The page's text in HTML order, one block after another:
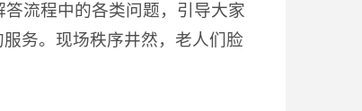
流程中的各类问题，引导大家
务。现场秩序井然，老人们脸